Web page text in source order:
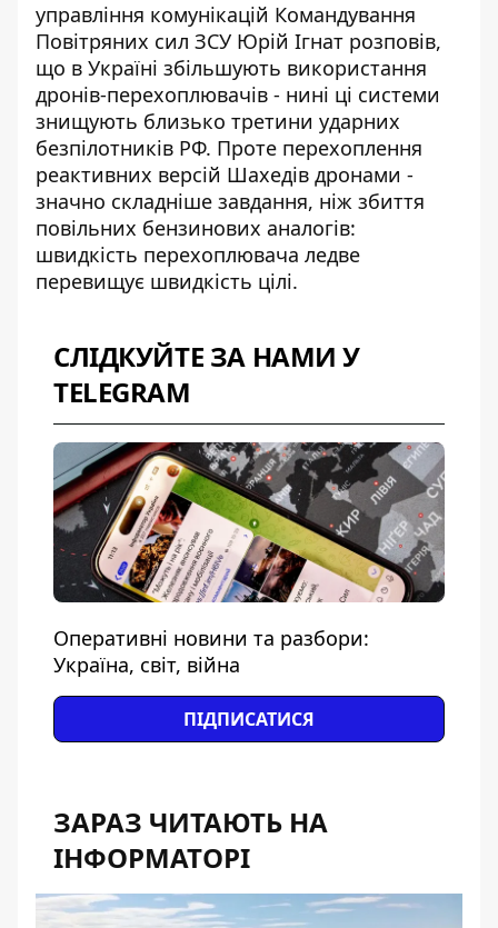
управління комунікацій Командування
Повітряних сил ЗСУ Юрій Ігнат розповів,
що в Україні збільшують використання
дронів-перехоплювачів - нині ці системи
знищують близько третини ударних
безпілотників РФ. Проте перехоплення
реактивних версій Шахедів дронами -
значно складніше завдання, ніж збиття
повільних бензинових аналогів:
швидкість перехоплювача ледве
перевищує швидкість цілі.
СЛІДКУЙТЕ ЗА НАМИ У
TELEGRAM
Оперативні новини та разбори:
Україна, світ, війна
ПІДПИСАТИСЯ
ЗАРАЗ ЧИТАЮТЬ НА
ІНФОРМАТОРІ